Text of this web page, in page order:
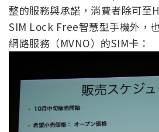
整的服務與承諾，消費者除可至
SIM Lock Free智慧型手機外，
網路服務（MVNO）的SIM卡：